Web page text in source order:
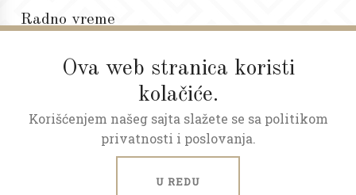
Ova web stranica koristi
kolačiće.
Korišćenjem našeg sajta slažete se sa politikom
privatnosti i poslovanja.
U REDU
Radno vreme
Subota: 09 - 17h
ART NEKRETNINE © 2026.